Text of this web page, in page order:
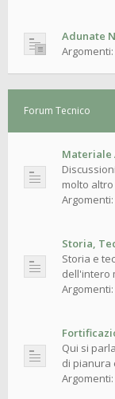
Adunate
Argomenti:
Forum Tecnico
Materiale
molto
Argomenti:
Storia,
Storia e
dell'intero
Argomenti:
Qui si
di pianura
Argomenti: